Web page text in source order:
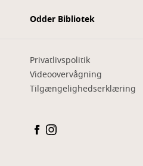
Odder Bibliotek
Privatlivspolitik
Videoovervågning
Tilgængelighedserklæring